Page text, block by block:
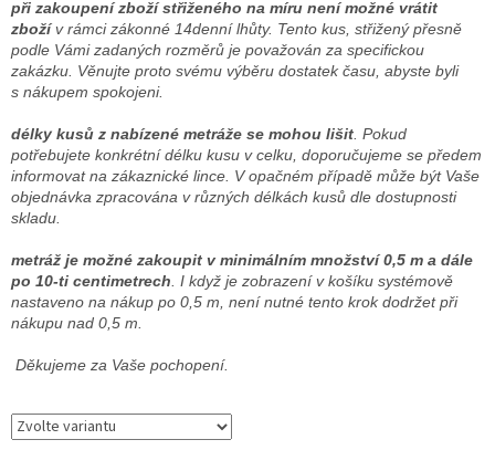
při zakoupení zboží střiženého na míru není možné vrátit
zbožív rámci zákonné 14denní lhůty. Tento kus, střižený přesně
podle Vámi zadaných rozměrů je považován za specifickou
zakázku. Věnujte proto svému výběru dostatek času, abyste byli
s nákupem spokojeni.
délky kusů z nabízené metráže se mohou lišit. Pokud
potřebujete konkrétní délku kusu v celku, doporučujeme se předem
informovat na zákaznické lince. V opačném případě může být Vaše
objednávka zpracována v různých délkách kusů dle dostupnosti
skladu.
metráž je možné zakoupit v minimálním množství 0,5 m a dále
po 10-ti centimetrech. I když je zobrazení v košíku systémově
nastaveno na nákup po 0,5 m, není nutné tento krok dodržet při
nákupu nad 0,5 m.
Děkujeme za Vaše pochopení.